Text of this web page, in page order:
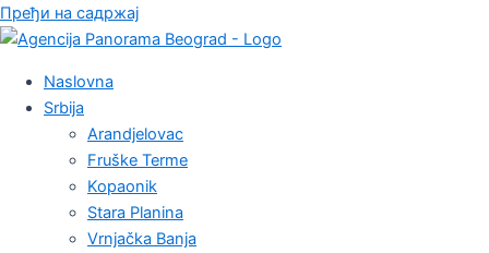
Пређи на садржај
Naslovna
Srbija
Arandjelovac
Fruške Terme
Kopaonik
Stara Planina
Vrnjačka Banja